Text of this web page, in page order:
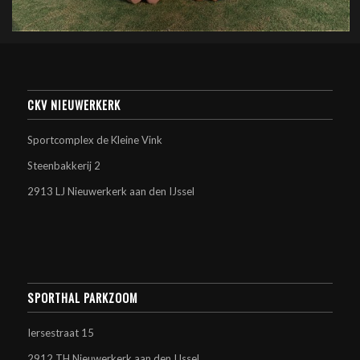
CKV NIEUWERKERK
Sportcomplex de Kleine Vink
Steenbakkerij 2
2913 LJ Nieuwerkerk aan den IJssel
SPORTHAL PARKZOOM
Iersestraat 15